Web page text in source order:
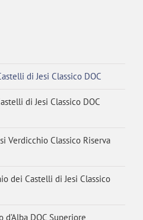
di Jesi Classico DOC
di Jesi Classico DOC
Verdicchio Classico Riserva
dei Castelli di Jesi Classico
DOC Superiore